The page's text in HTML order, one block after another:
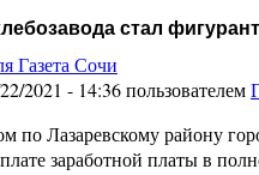
стал
2021 - 14:36 пользователем
по Лазаревскому району
заработной платы в